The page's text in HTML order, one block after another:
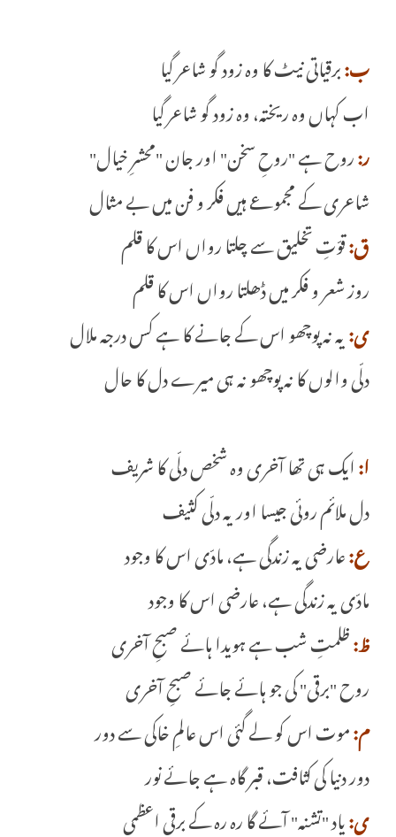
ب:برقیاتی نیٹ کا وہ زود گو شاعر گیا
اب کہاں وہ ریختہ، وہ زود گو شاعر گیا
ر:روح ہے "روحِ سخن" اور جان "محشرِ خیال"
شاعری کے مجموعے ہیں فکر و فن میں بے مثال
ق:قوّتِ تخلیق سے چلتا رواں اس کا قلم
روز شعر و فکر میں ڈھلتا رواں اس کا قلم
ی:یہ نہ پوچھو اس کے جانے کا ہے کس درجہ ملال
دلّی والوں کا نہ پوچھو نہ ہی میرے دل کا حال
ا:ایک ہی تھا آخری وہ شخص دلّی کا شریف
دل ملائم روئی جیسا اور یہ دلّی کثیف
ع:عارضی یہ زندگی ہے، مادّی اس کا وجود
مادّی یہ زندگی ہے، عارضی اس کا وجود
ظ:ظلمتِ شب ہے ہویدا ہائے صبحِ آخری
روح "برقی" کی جو ہائے جائے صبحِ آخری
م:موت اس کو لے گئی اس عالمِ خاکی سے دور
دور دنیا کی کثافت، قبر گاہ ہے جائے نور
ی:یاد "تشنہ" آئے گا رہ رہ کے برقی اعظمی